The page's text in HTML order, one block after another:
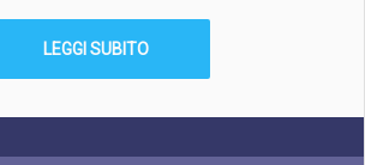
LEGGI SUBITO